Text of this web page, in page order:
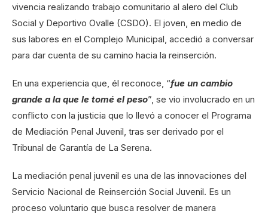
vivencia realizando trabajo comunitario al alero del Club
Social y Deportivo Ovalle (CSDO). El joven, en medio de
sus labores en el Complejo Municipal, accedió a conversar
para dar cuenta de su camino hacia la reinserción.
En una experiencia que, él reconoce, “fue un cambio
grande a la que le tomé el peso”, se vio involucrado en un
conflicto con la justicia que lo llevó a conocer el Programa
de Mediación Penal Juvenil, tras ser derivado por el
Tribunal de Garantía de La Serena.
La mediación penal juvenil es una de las innovaciones del
Servicio Nacional de Reinserción Social Juvenil. Es un
proceso voluntario que busca resolver de manera